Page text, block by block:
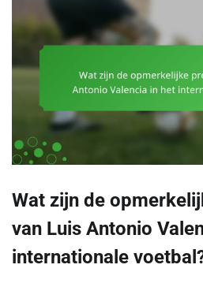
Wat zijn de
van Luis Antonio
internationale